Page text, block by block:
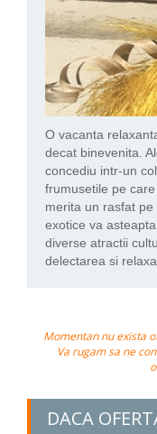
O vacanta
decat binevenita.
concediu intr-un
frumusetile pe
merita un rasfat
exotice va
diverse atractii
delectarea si
Momentan nu exista
Va rugam sa ne
DACA